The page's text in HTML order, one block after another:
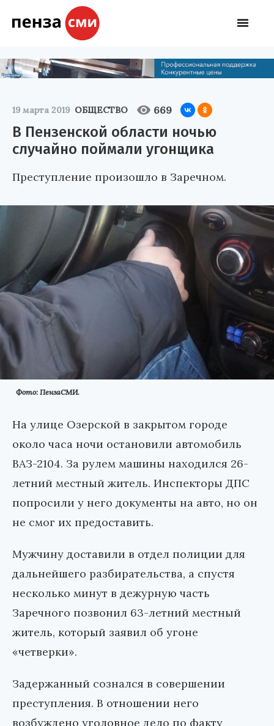
19 марта 2019 ОБЩЕСТВО 669
В Пензенской области ночью
случайно поймали угонщика
Преступление произошло в Заречном.
Фото: ПензаСМИ.
На улице Озерской в закрытом городе
около часа ночи остановили автомобиль
ВАЗ-2104. За рулем машины находился 26-
летний местный житель. Инспекторы ДПС
попросили у него документы на авто, но он
не смог их предоставить.
Мужчину доставили в отдел полиции для
дальнейшего разбирательства, а спустя
несколько минут в дежурную часть
Заречного позвонил 63-летний местный
житель, который заявил об угоне
«четверки».
Задержанный сознался в совершении
преступления. В отношении него
возбуждено уголовное дело по факту